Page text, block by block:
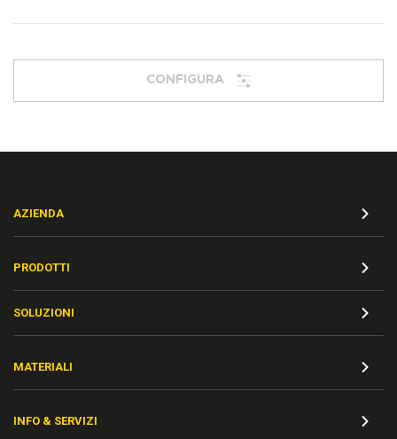
CONFIGURA
AZIENDA
PRODOTTI
SOLUZIONI
MATERIALI
INFO & SERVIZI